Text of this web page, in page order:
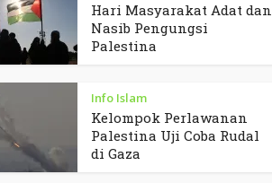
Hari Masyarakat Adat dan
Nasib Pengungsi
Palestina
Info Islam
Kelompok Perlawanan
Palestina Uji Coba Rudal
di Gaza